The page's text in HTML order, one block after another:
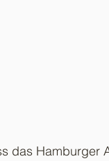
das Hamburger